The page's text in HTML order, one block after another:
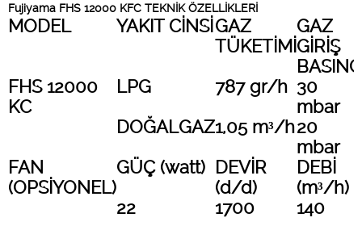
Fujiyama FHS 12000 KFC TEKNİK ÖZELLİKLERİ
MODEL YAKIT CİNSİGAZ
TÜKETİMİ
GAZ
GİRİŞ
FHS 12000
KC
LPG 787 gr/h 30
mbar
DOĞALGAZ1,05 m³/h20
mbar
FAN
(OPSİYONEL)
GÜÇ (watt) DEVİR
(d/d)
DEBİ
(m³/h)
22
1700
140